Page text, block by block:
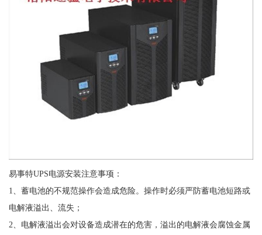
易事特UPS电源安装注意事项：
1、蓄电池的不规范操作会造成危险。操作时必须严防蓄电池短路或
电解液溢出、流失；
2、电解液溢出会对设备造成潜在的危害，溢出的电解液会腐蚀金属